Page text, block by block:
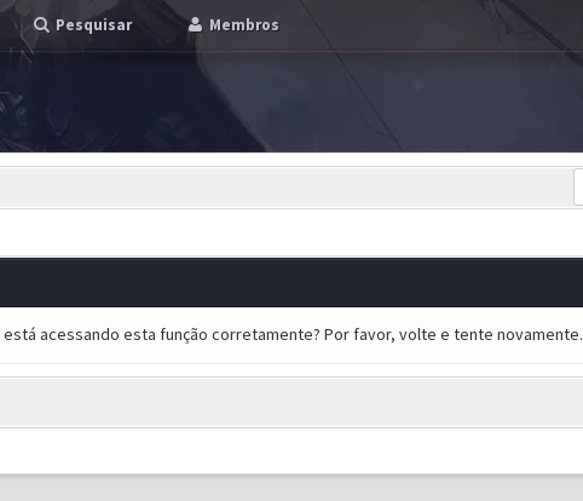
Pesquisar Membros
acessando esta função corretamente? Por favor, volte e tente novamente.